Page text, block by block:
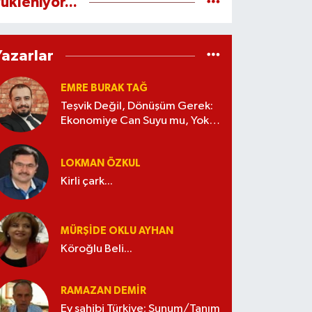
EMRE BURAK TAĞ
Teşvik Değil, Dönüşüm Gerek:
Ekonomiye Can Suyu mu, Yoksa
LOKMAN ÖZKUL
Kirli çark...
MÜRŞIDE OKLU AYHAN
Köroğlu Beli...
RAMAZAN DEMİR
Ev sahibi Türkiye; Sunum/Tanım